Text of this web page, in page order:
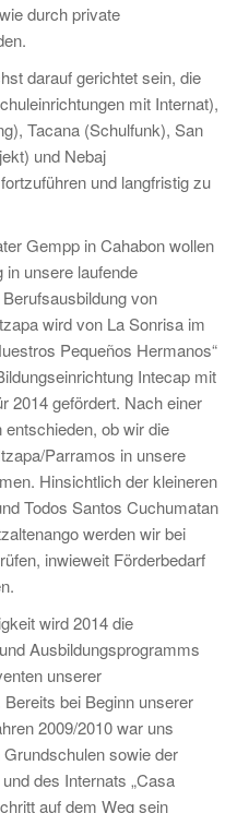
durch private
darauf gerichtet sein, die
mit Internat),
Tacana (Schulfunk), San
und Nebaj
und langfristig zu
Gempp in Cahabon wollen
in unsere laufende
von
wird von La Sonrisa im
Pequeños Hermanos“
Intecap mit
2014 gefördert. Nach einer
ob wir die
Parramos in unsere
Hinsichtlich der kleineren
Todos Santos Cuchumatan
werden wir bei
inwieweit Förderbedarf
wird 2014 die
Ausbildungsprogramms
unserer
bei Beginn unserer
2009/2010 war uns
sowie der
des Internats „Casa
auf dem Weg sein